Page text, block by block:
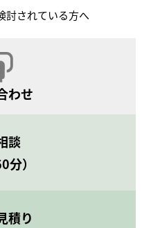
討されている方へ
わせ
談
分）
積り